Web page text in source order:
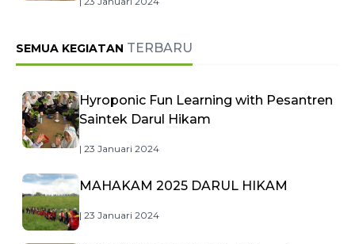
SEMUA KEGIATAN TERBARU
Hyroponic Fun Learning with Pesantren
Saintek Darul Hikam
| 23 Januari 2024
MAHAKAM 2025 DARUL HIKAM
| 23 Januari 2024